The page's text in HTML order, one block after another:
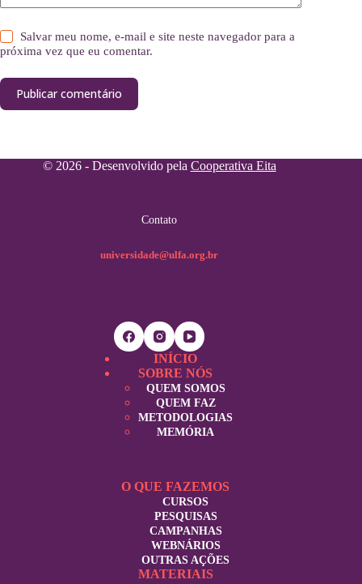
Salvar meu nome, e-mail e site neste navegador para a
próxima vez que eu comentar.
Publicar comentário
© 2026 - Desenvolvido pela Cooperativa Eita
Contato
universidade@ulfa.org.br
INÍCIO
SOBRE NÓS
QUEM SOMOS
QUEM FAZ
METODOLOGIAS
MEMÓRIA
O QUE FAZEMOS
CURSOS
PESQUISAS
CAMPANHAS
WEBNÁRIOS
OUTRAS AÇÕES
MATERIAIS